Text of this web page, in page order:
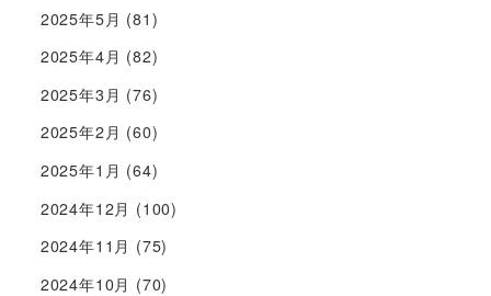
2025年5月 (81)
2025年4月 (82)
2025年3月 (76)
2025年2月 (60)
2025年1月 (64)
2024年12月 (100)
2024年11月 (75)
2024年10月 (70)